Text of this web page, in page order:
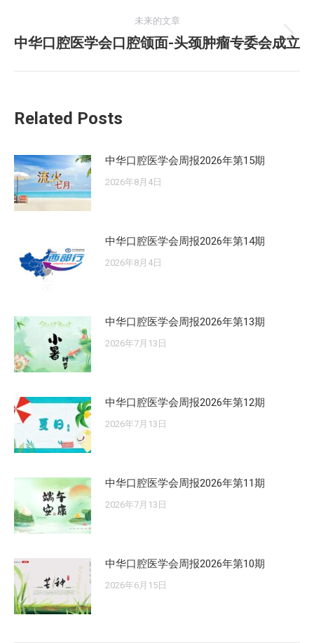
航
的
文
未来的文章
未
中华口腔医学会口腔颌面-头颈肿瘤专委会成立
Related Posts
中华口腔医学会周报2026年第15期
2026年8月4日
中华口腔医学会周报2026年第14期
2026年8月4日
中华口腔医学会周报2026年第13期
2026年7月13日
中华口腔医学会周报2026年第12期
2026年7月13日
中华口腔医学会周报2026年第11期
2026年7月13日
中华口腔医学会周报2026年第10期
2026年6月15日